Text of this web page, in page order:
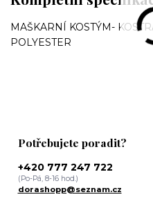
MAŠKARNÍ KOSTÝM-
POLYESTER
Potřebujete poradit?
+420 777 247 722
(Po-Pá, 8-16 hod.)
dorashopp@seznam.cz